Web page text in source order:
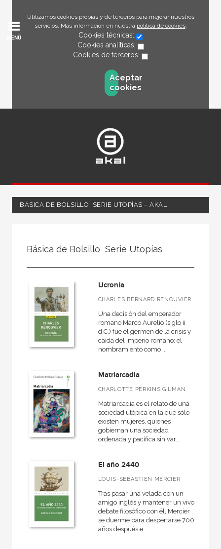
Utilizamos cookies propias y de terceros para mejorar nuestros
servicios. Más información en nuestra política de cookies.
Cookies técnicas:
Cookies analíticas:
Cookies de terceros:
Aceptar
cookies
MENÚ
BÁSICA DE BOLSILLO  SERIE UTOPÍAS – AKAL
Ciencias humanas y sociales
MATERIAS
Cine
Psicología
Pedagogía
Comunicación
Geografía
Arquitectura
Religión
Bellas Artes
VER TODAS... (18)
NUESTRAS COLECCIONES
Básica de Bolsillo  Serie Utopías
Ucronía
CHARLES BERNARD RENOUVIER
Una decisión del emperador
romano Marco Aurelio (siglo ii
d.C.) fue el germen de la crisis y
caída del Imperio romano: el
nombramiento como ...
Matriarcadia
CHARLOTTE PERKINS GILMAN
Matriarcadia es el relato de una
sociedad utópica en la que sólo
existen mujeres, quienes
gobiernan una sociedad
ordenada y pacífica sin var...
El año 2440
LOUIS-SÉBASTIEN MERCIER
Tras pasar una velada con un
amigo inglés y mantener un vivo
debate filosófico con él, Mercier
se duerme para despertarse 700
años después e...